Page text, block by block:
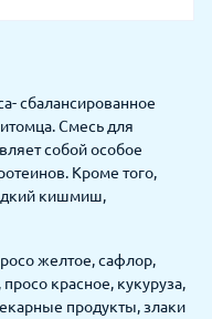
сбалансированное
Смесь для
собой особое
Кроме того,
кишмиш,
желтое, сафлор,
красное, кукуруза,
продукты, злаки